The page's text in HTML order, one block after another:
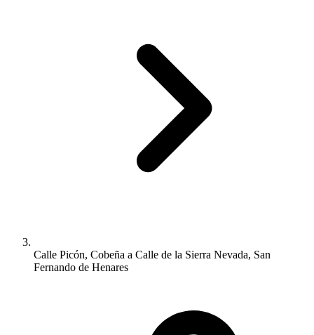
Calle Picón, Cobeña a Calle de la Sierra Nevada, San
Fernando de Henares